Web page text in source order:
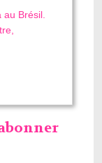
Brésil.